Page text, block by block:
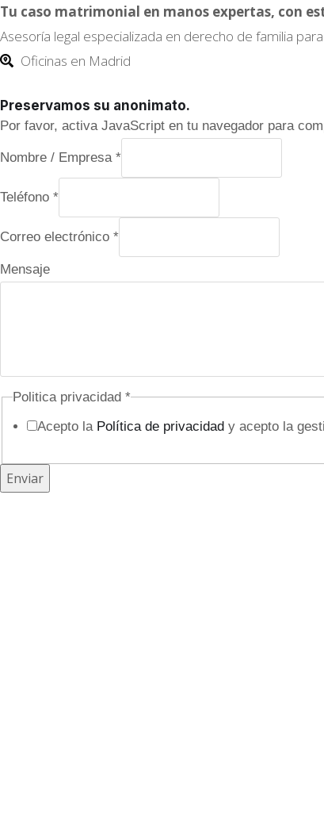
Tu caso matrimonial en manos expertas, con
Asesoría legal especializada en derecho de familia
Oficinas en Madrid
Preservamos su anonimato.
Por favor, activa JavaScript en tu navegador para
Nombre / Empresa *
Teléfono *
N
m
e
l
Correo electrónico *
Mensaje
Politica privacidad *
Acepto la Política de privacidady acepto la
Enviar